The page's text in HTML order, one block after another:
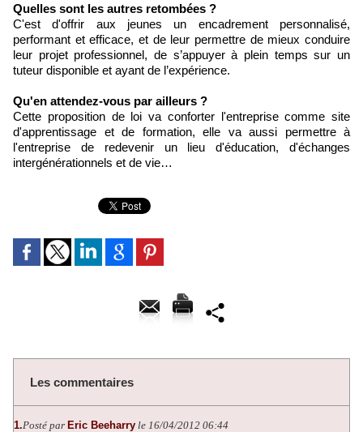
Quelles sont les autres retombées ?
C'est d'offrir aux jeunes un encadrement personnalisé,
performant et efficace, et de leur permettre de mieux conduire
leur projet professionnel, de s’appuyer à plein temps sur un
tuteur disponible et ayant de l’expérience.
Qu'en attendez-vous par ailleurs ?
Cette proposition de loi va conforter l'entreprise comme site
d'apprentissage et de formation, elle va aussi permettre à
l'entreprise de redevenir un lieu d'éducation, d'échanges
intergénérationnels et de vie…
Les commentaires
1.Posté par Eric Beeharry le 16/04/2012 06:44